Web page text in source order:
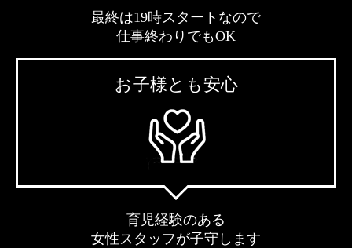
最終は19時スタートなので
仕事終わりでもOK
お子様とも安心
育児経験のある
女性スタッフが子守します